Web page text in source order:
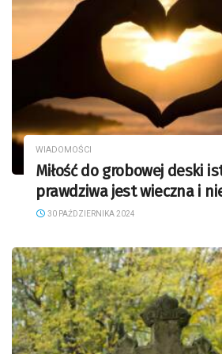
WIADOMOŚCI
Miłość do grobowej deski
prawdziwa jest wieczna i
30 PAŹDZIERNIKA 2024